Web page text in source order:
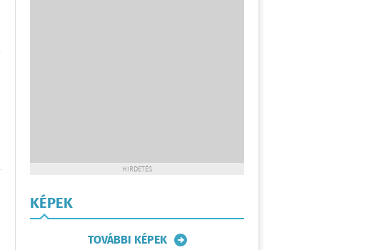
HIRDETÉS
KÉPEK
TOVÁBBI KÉPEK